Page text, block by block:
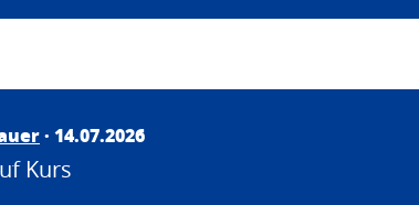
· 14.07.2026
Kurs